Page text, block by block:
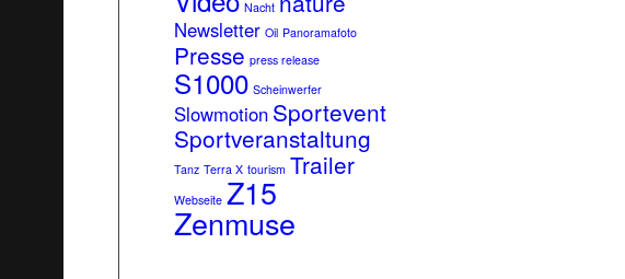
Nacht
Newsletter Oil Panoramafoto
Presse press release
S1000 Scheinwerfer
Slowmotion Sportevent
Sportveranstaltung
Tanz Terra X tourism Trailer
Webseite Z15
Zenmuse